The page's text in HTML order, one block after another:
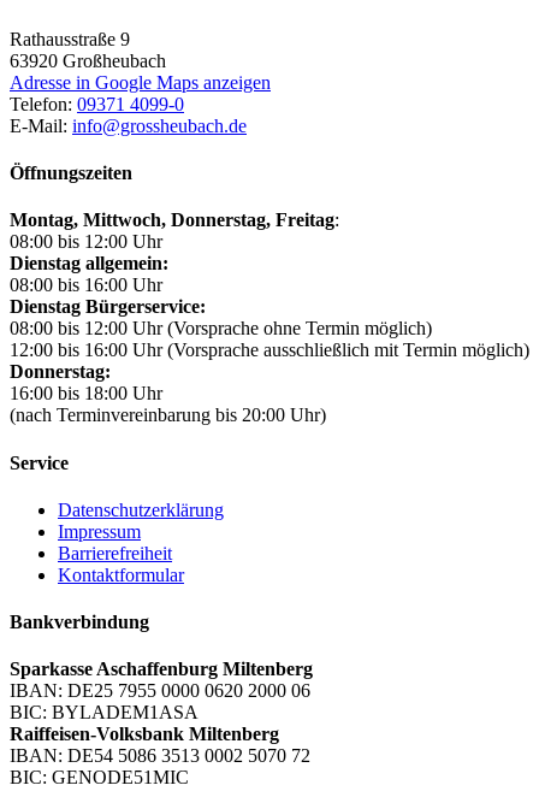
Rathausstraße 9
63920 Großheubach
Adresse in Google Maps anzeigen
Telefon: 09371 4099-0
E-Mail: info@grossheubach.de
Öffnungszeiten
Montag, Mittwoch, Donnerstag, Freitag:
08:00 bis 12:00 Uhr
Dienstag allgemein:
08:00 bis 16:00 Uhr
Dienstag Bürgerservice:
08:00 bis 12:00 Uhr (Vorsprache ohne Termin möglich)
12:00 bis 16:00 Uhr (Vorsprache ausschließlich mit Termin möglich)
Donnerstag:
16:00 bis 18:00 Uhr
(nach Terminvereinbarung bis 20:00 Uhr)
Service
Datenschutzerklärung
Impressum
Barrierefreiheit
Kontaktformular
Bankverbindung
Sparkasse Aschaffenburg Miltenberg
IBAN: DE25 7955 0000 0620 2000 06
BIC: BYLADEM1ASA
Raiffeisen-Volksbank Miltenberg
IBAN: DE54 5086 3513 0002 5070 72
BIC: GENODE51MIC